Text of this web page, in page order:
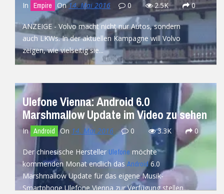
In Empire On14. Mai 2016 0 2.5K 0
ANZEIGE - Volvo macht nicht nur Autos, sondern
auch LKWs. In der aktuellen Kampagne will Volvo
zeigen, wie vielseitig sie...
READ MORE
Ulefone Vienna: Android 6.0
Marshmallow Update im Video zu sehen
In Android On 14. Mai 2016 0 3.3K 0
Der chinesische Hersteller Ulefone möchte
kommenden Monat endlich das Android6.0
Marshmallow Update für das eigene Musik-
Smartphone Ulefone Vienna zur Verfügung stellen....